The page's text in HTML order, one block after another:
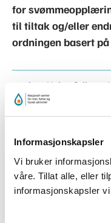
Informasjonskapsler
Vi bruker
våre. Tillat alle, eller
informasjonskapsler
for
til tiltak og/eller
ordningen basert
Ann-Helen Odberg,
Tjellaug, Hege E.
Klafstad